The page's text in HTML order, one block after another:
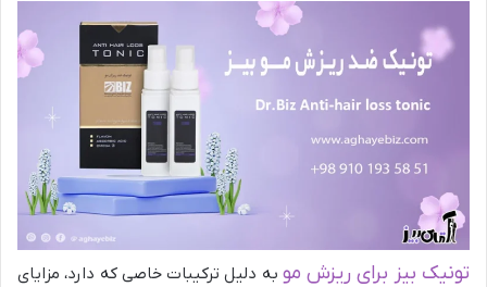
تونیک بیز برای ریزش مو به دلیل ترکیبات خاصی که دارد، مزایای